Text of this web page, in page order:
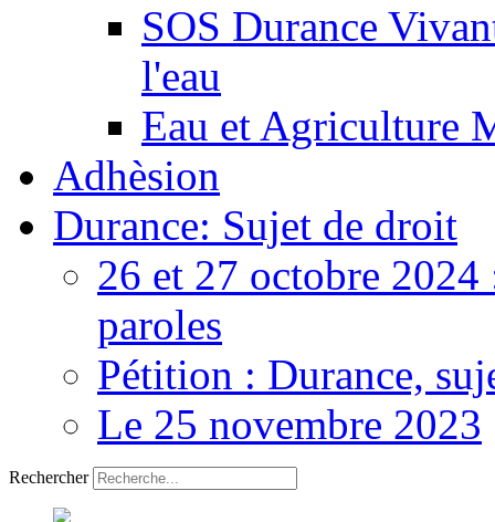
SOS Durance
l'eau
Eau et Agriculture
Adhèsion
Durance: Sujet de droit
26 et 27 octobre 2024
paroles
Pétition : Durance,
Le 25 novembre 2023
Rechercher